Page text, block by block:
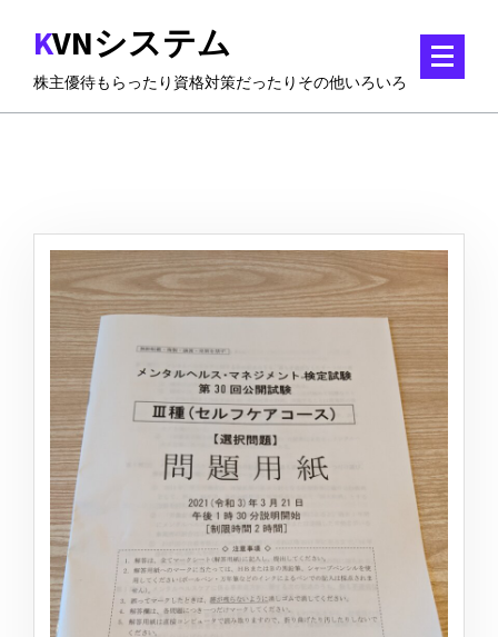
ツ
KVNシステム
株主優待もらったり資格対策だったりその他いろいろ